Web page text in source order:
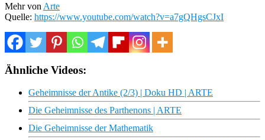
Mehr von Arte
Quelle: https://www.youtube.com/watch?v=a7gQHgsCJxI
Ähnliche Videos:
Geheimnisse der Antike (2/3) | Doku HD | ARTE
Die Geheimnisse des Parthenons | ARTE
Die Geheimnisse der Mathematik